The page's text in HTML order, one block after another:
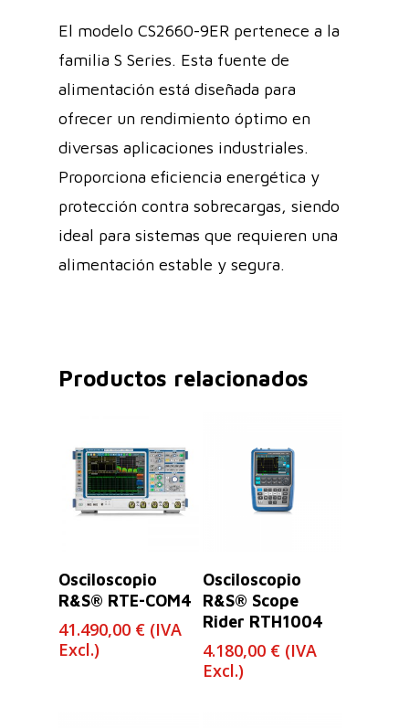
El modelo CS2660-9ER pertenece a la
familia S Series. Esta fuente de
alimentación está diseñada para
ofrecer un rendimiento óptimo en
diversas aplicaciones industriales.
Proporciona eficiencia energética y
protección contra sobrecargas, siendo
ideal para sistemas que requieren una
alimentación estable y segura.
Productos relacionados
Leer Más
Osciloscopio
R&S® RTE-COM4
41.490,00 € (IVA
Excl.)
Leer Más
Osciloscopio
R&S® Scope
Rider RTH1004
4.180,00 € (IVA
Excl.)